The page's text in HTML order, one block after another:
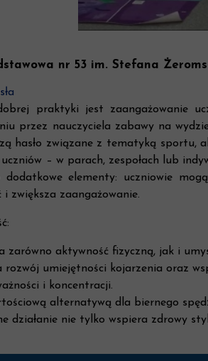
nr 53 im. Stefana
praktyki jest zaangażowanie
przez nauczyciela zabawy na
hasło związane z tematyką sportu,
– w parach, zespołach lub
dodatkowe elementy: uczniowie
i zwiększa zaangażowanie.
zarówno aktywność fizyczną, jak i
rozwój umiejętności kojarzenia oraz
i koncentracji.
alternatywą dla biernego
działanie nie tylko wspiera zdrowy